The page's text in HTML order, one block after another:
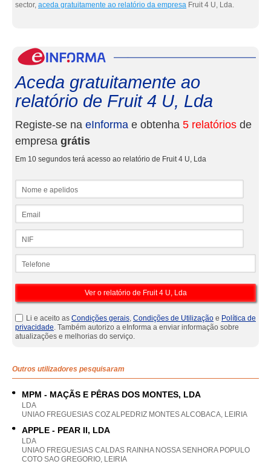
sector, aceda gratuitamente ao relatório da empresa Fruit 4 U, Lda.
Aceda gratuitamente ao
relatório de Fruit 4 U, Lda
Registe-se na eInforma e obtenha 5 relatórios de
empresa grátis
Em 10 segundos terá acesso ao relatório de Fruit 4 U, Lda
Li e aceito as Condições gerais, Condições de Utilização e Política de
privacidade. Também autorizo a eInforma a enviar informação sobre
atualizações e melhorias do serviço.
Outros utilizadores pesquisaram
MPM - MAÇÃS E PÊRAS DOS MONTES, LDA
LDA
UNIAO FREGUESIAS COZ ALPEDRIZ MONTES ALCOBACA, LEIRIA
APPLE - PEAR II, LDA
LDA
UNIAO FREGUESIAS CALDAS RAINHA NOSSA SENHORA POPULO
COTO SAO GREGORIO, LEIRIA